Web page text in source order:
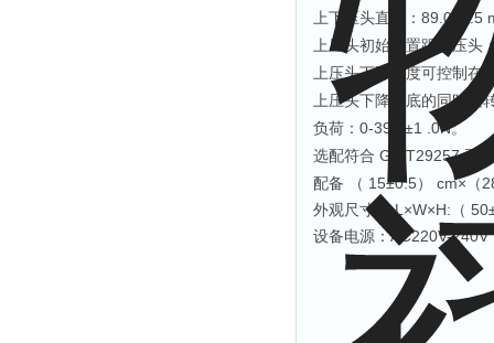
上下压头直径 ： 89.0±0.5
上压头初始位置距下压头
上压头下降速度可控制在
上压头下降到底的同时旋
负荷 ： 0-39.2±1 .0N。
选配符合 GB/T29257 要
配备
（ 15±0.5） cm×（
外观尺⼨
：L×W×H:（
设备电源：AC220V-